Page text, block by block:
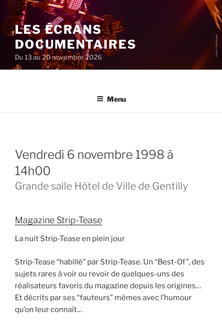
au
contenu
principal
LES ÉCRANS
DOCUMENTAIRES
Du 13 au 20 novembre 2026
Menu
vendredi 6 novembre 1998 à
14h00
Grande salle Hôtel de Ville de Gentilly
Magazine Strip-Tease
La nuit Strip-Tease en plein jour
Strip-Tease “habillé” par Strip-Tease. Un “Best-Of”, des
sujets rares à voir ou revoir de quelques-uns des
réalisateurs favoris du magazine depuis les origines…
Et décrits par ses “fauteurs” mêmes avec l’humour
qu’on leur connaît…